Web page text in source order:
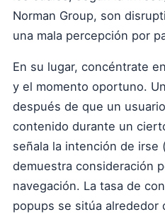
Norman Group, son
una mala percepción por
En su lugar, concéntrate
y el momento oportuno.
después de que un
contenido durante un
señala la intención de irse
demuestra consideración
navegación. La tasa de
popups se sitúa alrededor